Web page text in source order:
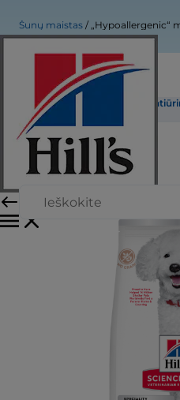
Šunų maistas „Hypoallergenic“ mažųjų
„Hypoallergenic“ mažųjų ir